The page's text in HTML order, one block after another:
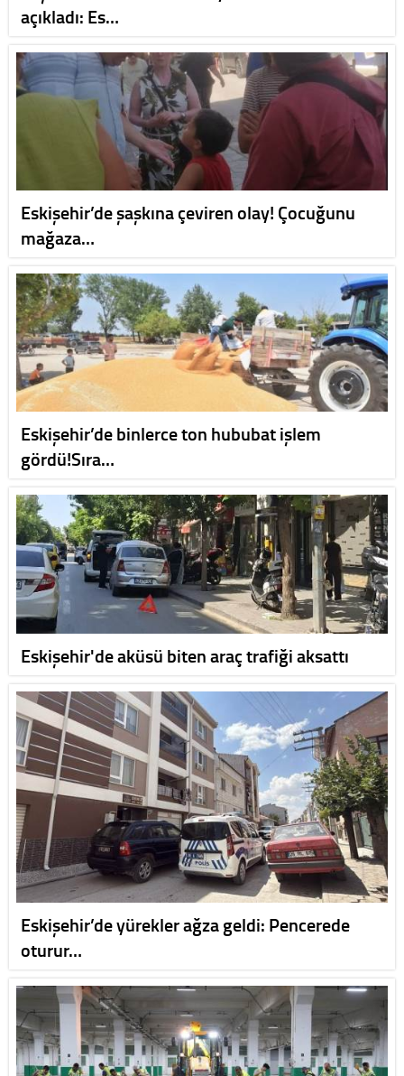
açıkladı: Es…
Eskişehir’de şaşkına çeviren olay! Çocuğunu
mağaza…
Eskişehir’de binlerce ton hububat işlem
gördü!Sıra…
Eskişehir'de aküsü biten araç trafiği aksattı
Eskişehir’de yürekler ağza geldi: Pencerede
oturur…